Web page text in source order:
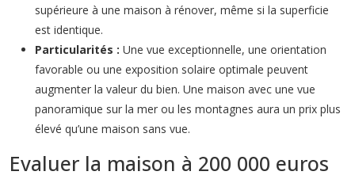
supérieure à une maison à rénover, même si la superficie
est identique.
Particularités : Une vue exceptionnelle, une orientation
favorable ou une exposition solaire optimale peuvent
augmenter la valeur du bien. Une maison avec une vue
panoramique sur la mer ou les montagnes aura un prix plus
élevé qu’une maison sans vue.
Evaluer la maison à 200 000 euros